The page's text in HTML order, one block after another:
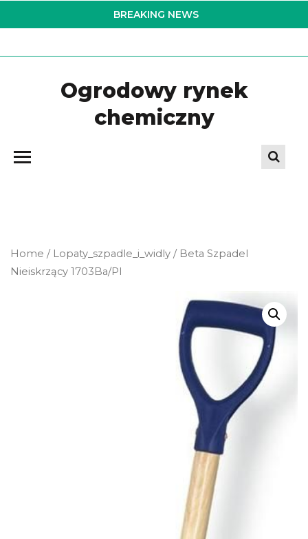
to
BREAKING NEWS
Ogrodowy rynek
chemiczny
Home / Lopaty_szpadle_i_widly / Beta Szpadel
Nieiskrzący 1703Ba/Pl